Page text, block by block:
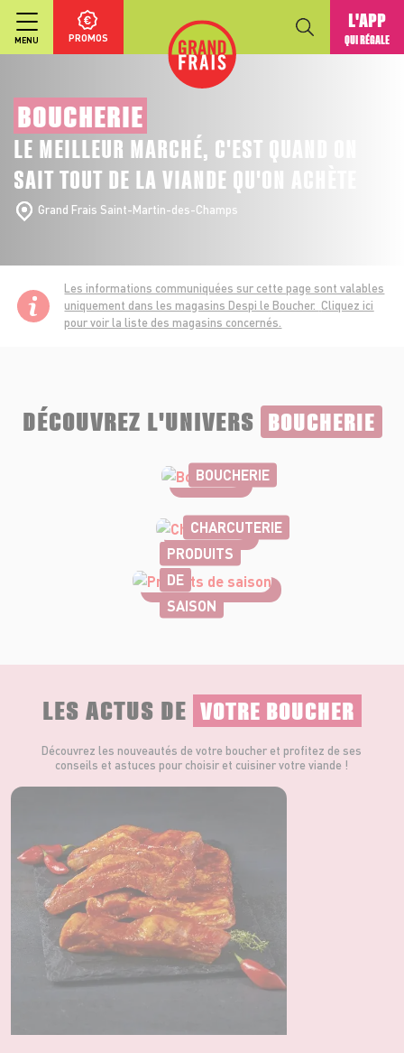
MENU PROMOS
L'APP
QUI RÉGALE
BOUCHERIE
LE MEILLEUR MARCHÉ, C'EST QUAND ON
SAIT TOUT DE LA VIANDE QU'ON ACHÈTE
Grand Frais Saint-Martin-des-Champs
Les informations communiquées sur cette page sont valables
uniquement dans les magasins Despi le Boucher. Cliquez ici
pour voir la liste des magasins concernés.
DÉCOUVREZ L'UNIVERS BOUCHERIE
BOUCHERIE
CHARCUTERIE
PRODUITS
DE
SAISON
LES ACTUS DE VOTRE BOUCHER
Découvrez les nouveautés de votre boucher et profitez de ses
conseils et astuces pour choisir et cuisiner votre viande !